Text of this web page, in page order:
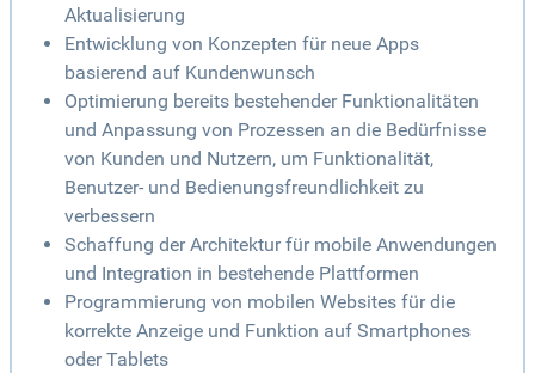
Aktualisierung
Entwicklung von Konzepten für neue Apps
basierend auf Kundenwunsch
Optimierung bereits bestehender Funktionalitäten
und Anpassung von Prozessen an die Bedürfnisse
von Kunden und Nutzern, um Funktionalität,
Benutzer- und Bedienungsfreundlichkeit zu
verbessern
Schaffung der Architektur für mobile Anwendungen
und Integration in bestehende Plattformen
Programmierung von mobilen Websites für die
korrekte Anzeige und Funktion auf Smartphones
oder Tablets